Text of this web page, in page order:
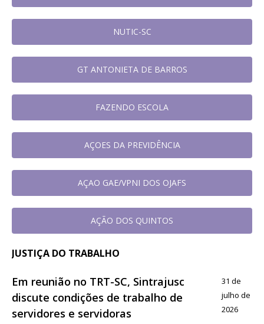
NUTIC-SC
GT ANTONIETA DE BARROS
FAZENDO ESCOLA
AÇOES DA PREVIDÊNCIA
AÇAO GAE/VPNI DOS OJAFS
AÇÃO DOS QUINTOS
JUSTIÇA DO TRABALHO
Em reunião no TRT-SC, Sintrajusc
discute condições de trabalho de
servidores e servidoras
31 de
julho de
2026